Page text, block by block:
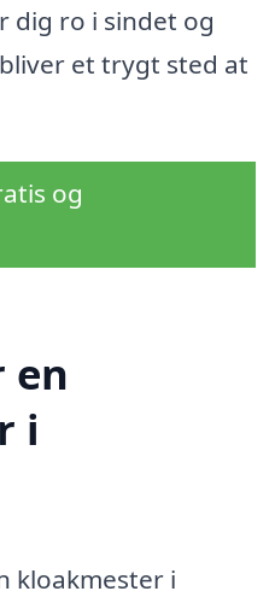
dig ro i sindet og
et trygt sted at
og
en
i
kloakmester i